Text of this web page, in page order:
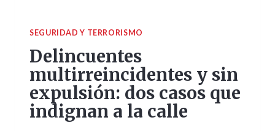
SEGURIDAD Y TERRORISMO
Delincuentes
multirreincidentes y sin
expulsión: dos casos que
indignan a la calle